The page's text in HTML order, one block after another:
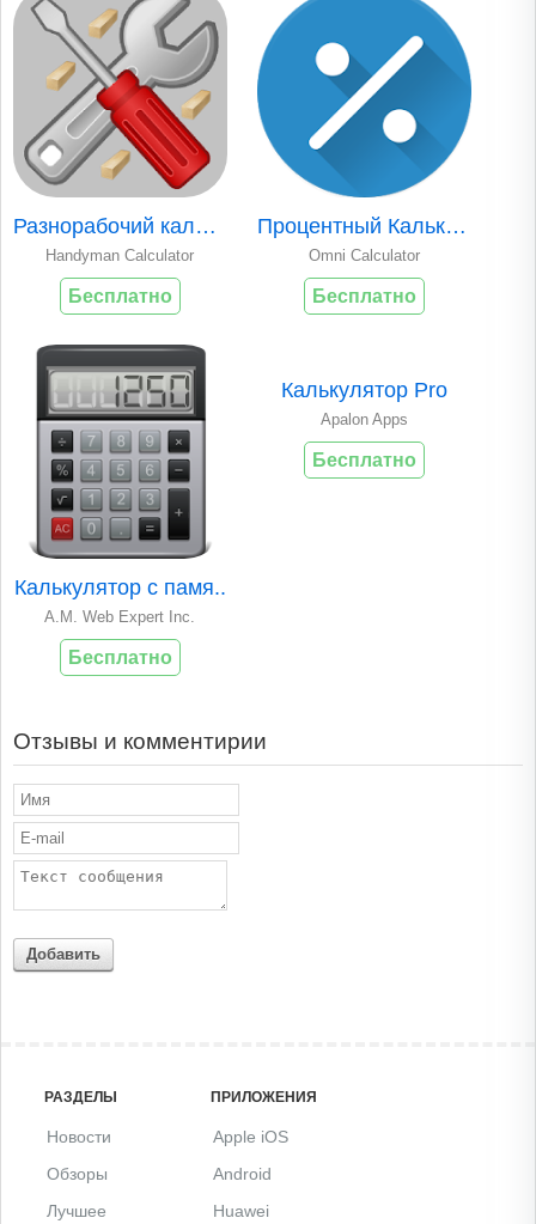
Разнорабочий кальк..
Handyman Calculator
Бесплатно
Процентный Калькул..
Omni Calculator
Бесплатно
Калькулятор с памя..
A.M. Web Expert Inc.
Бесплатно
Калькулятор Pro
Apalon Apps
Бесплатно
Отзывы и комментирии
Добавить
РАЗДЕЛЫ
Новости
Обзоры
Лучшее
ПРИЛОЖЕНИЯ
Apple iOS
Android
Huawei